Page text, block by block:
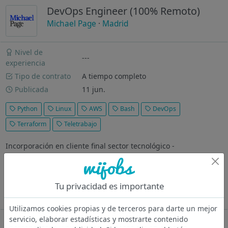
DevOps Engineer (100% Remoto)
Michael Page · Madrid
Nivel de
experiencia
---
Tipo de contrato
A tiempo completo
Publicada
11 jun.
Python Linux AWS Bash
DevOps
Terraform
Teletrabajo
Incorporación en cliente final sector tecnológico -
farmacéutico. Puesto 100% remoto, con desplazamientos
periódicos a las oficinas de Madrid. ¿Dónde vas a trabajar?
Nuestro cliente es una organización de gran tamaño dentro
del sector tecnológico...
Ver más
Oferta desactivada
Tu privacidad es importante
Utilizamos cookies propias y de terceros para darte un mejor
servicio, elaborar estadísticas y mostrarte contenido